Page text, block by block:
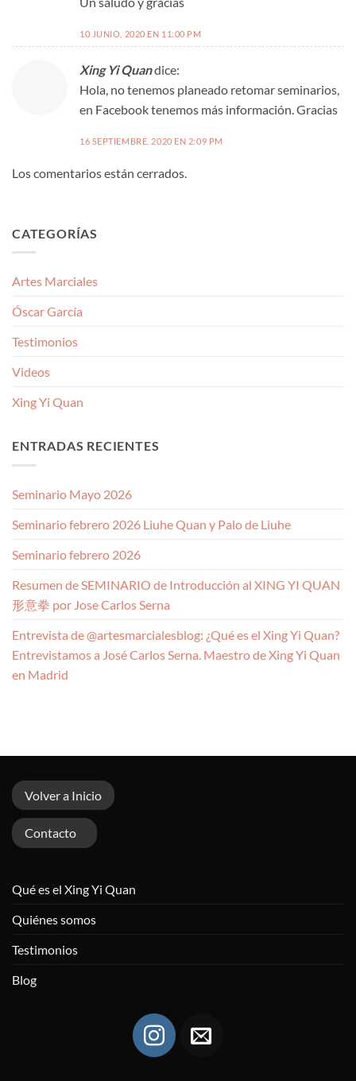
10 JUNIO, 2020 EN 11:00 PM
Xing Yi Quandice:
Hola, no tenemos planeado retomar seminarios,
en Facebook tenemos más información. Gracias
16 SEPTIEMBRE, 2020 EN 2:09 PM
Los comentarios están cerrados.
CATEGORÍAS
Artes Marciales
Óscar García
Testimonios
Videos
Xing Yi Quan
ENTRADAS RECIENTES
Seminario Mayo 2026
Seminario febrero 2026 Liuhe Quan y Palo de Liuhe
Seminario febrero 2026
Resumen de SEMINARIO de Introducción al XING YI QUAN
形意拳 por Jose Carlos Serna
Entrevista de @artesmarcialesblog: ¿Qué es el Xing Yi Quan?
Entrevistamos a José Carlos Serna. Maestro de Xing Yi Quan
en Madrid
Volver a Inicio
Contacto
Qué es el Xing Yi Quan
Quiénes somos
Testimonios
Blog